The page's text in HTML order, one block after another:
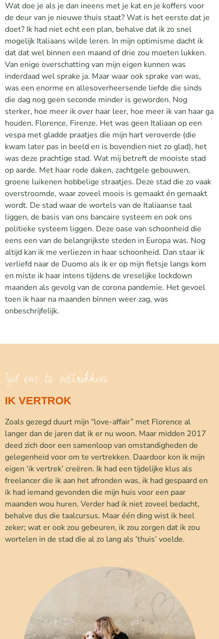
Wat doe je als je dan ineens met je kat en je koffers voor
de deur van je nieuwe thuis staat? Wat is het eerste dat je
doet? Ik had niet echt een plan, behalve dat ik zo snel
mogelijk Italiaans wilde leren. In mijn optimisme dacht ik
dat dat wel binnen een maand of drie zou moeten lukken.
Van enige overschatting van mijn eigen kunnen was
inderdaad wel sprake ja. Maar waar ook sprake van was,
was een enorme en allesoverheersende liefde die sinds
die dag nog geen seconde minder is geworden. Nog
sterker, hoe meer ik over haar leer, hoe meer ik van haar ga
houden. Florence, Firenze. Het was geen Italiaan op een
vespa met gladde praatjes die mijn hart veroverde (die
kwam later pas in beeld en is bovendien niet zo glad), het
was deze prachtige stad. Wat mij betreft de mooiste stad
op aarde. Met haar rode daken, zachtgele gebouwen,
groene luikenen hobbelige straatjes. Deze stad die zo vaak
overstroomde, waar zoveel moois is gemaakt én gemaakt
wordt. De stad waar de wortels van de Italiaanse taal
liggen, de basis van ons bancaire systeem en ook ons
politieke systeem liggen. Deze oase van schoonheid die
eens een van de belangrijkste steden in Europa was. Nog
altijd kan ik me verliezen in haar schoonheid. Dan staar ik
verliefd naar de Duomo als ik er op mijn fietsje langs kom
en miste ik haar intens tijdens de vreselijke lockdown
maanden als gevolg van de corona pandemie. Het gevoel
toen ik haar na maanden binnen weer zag, was
onbeschrijfelijk.
Tijd om te vertrekken
IK VERTROK
Zoals gezegd duurt mijn “love-affair” met Florence al
langer dan de jaren dat ik er nu woon. Maar midden 2017
deed zich door een samenloop van omstandigheden de
gelegenheid voor om te vertrekken. Daardoor kon ik mijn
eigen ‘ik vertrek’ creëren. Ik had een tijdelijke klus als
freelancer die ik aan het afronden was, ik had gespaard en
ik had iemand gevonden die mijn huis voor een paar
maanden wou huren. Verder had ik niet zoveel bedacht,
behalve dus die taalcursus. Maar één ding wist ik heel
zeker; wat er ook zou gebeuren, ik zou zorgen dat ik zou
wortelen in de stad die al zo lang als ’thuis’ voelde.